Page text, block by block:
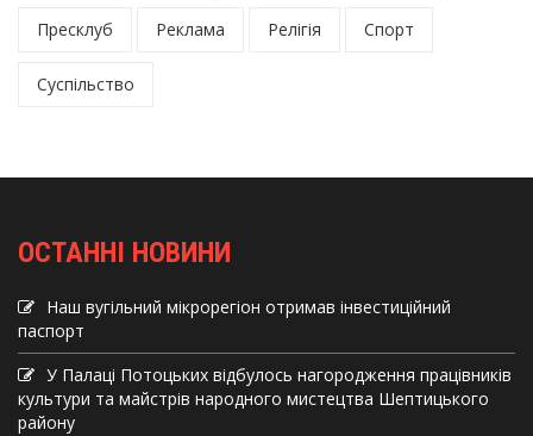
Пресклуб Реклама Релігія Спорт
Суспільство
ОСТАННІ НОВИНИ
Наш вугільний мікрорегіон отримав інвеcтиційний
паспорт
У Палаці Потоцьких відбулось нагородження працівників
культури та майстрів народного мистецтва Шептицького
району